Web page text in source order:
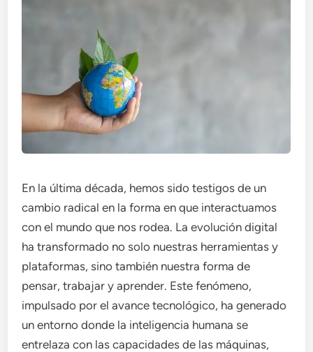
En la última década, hemos sido testigos de un
cambio radical en la forma en que interactuamos
con el mundo que nos rodea. La evolución digital
ha transformado no solo nuestras herramientas y
plataformas, sino también nuestra forma de
pensar, trabajar y aprender. Este fenómeno,
impulsado por el avance tecnológico, ha generado
un entorno donde la inteligencia humana se
entrelaza con las capacidades de las máquinas,